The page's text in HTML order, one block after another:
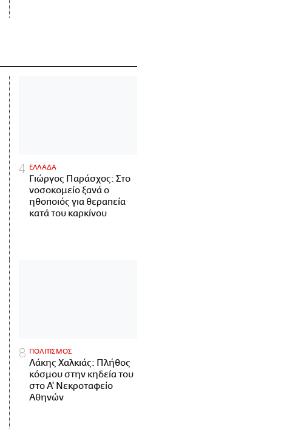
ΕΛΛΑΔΑ
Γιώργος Παράσχος: Στο
νοσοκομείο ξανά ο
ηθοποιός για θεραπεία
κατά του καρκίνου
ΠΟΛΙΤΙΣΜΟΣ
Λάκης Χαλκιάς: Πλήθος
κόσμου στην κηδεία του
στο Α' Νεκροταφείο
Αθηνών